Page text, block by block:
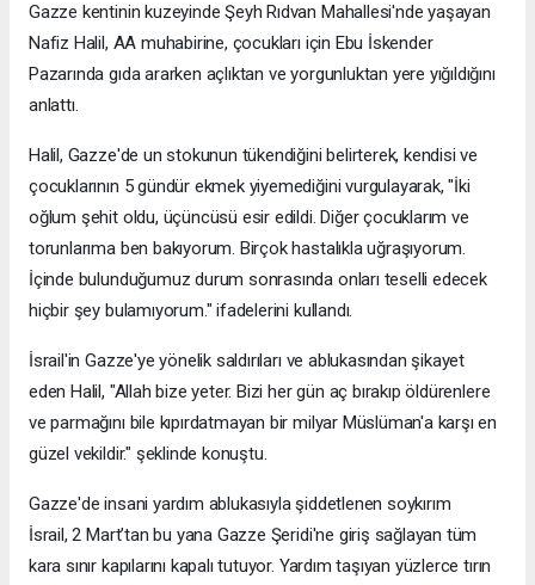
Gazze kentinin kuzeyinde Şeyh Rıdvan Mahallesi'nde yaşayan
Nafiz Halil, AA muhabirine, çocukları için Ebu İskender
Pazarında gıda ararken açlıktan ve yorgunluktan yere yığıldığını
anlattı.
Halil, Gazze'de un stokunun tükendiğini belirterek, kendisi ve
çocuklarının 5 gündür ekmek yiyemediğini vurgulayarak, "İki
oğlum şehit oldu, üçüncüsü esir edildi. Diğer çocuklarım ve
torunlarıma ben bakıyorum. Birçok hastalıkla uğraşıyorum.
İçinde bulunduğumuz durum sonrasında onları teselli edecek
hiçbir şey bulamıyorum." ifadelerini kullandı.
İsrail'in Gazze'ye yönelik saldırıları ve ablukasından şikayet
eden Halil, "Allah bize yeter. Bizi her gün aç bırakıp öldürenlere
ve parmağını bile kıpırdatmayan bir milyar Müslüman'a karşı en
güzel vekildir." şeklinde konuştu.
Gazze'de insani yardım ablukasıyla şiddetlenen soykırım
İsrail, 2 Mart’tan bu yana Gazze Şeridi'ne giriş sağlayan tüm
kara sınır kapılarını kapalı tutuyor. Yardım taşıyan yüzlerce tırın